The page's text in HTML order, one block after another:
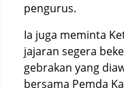
pengurus.
Ia juga meminta
jajaran segera
gebrakan yang
bersama Pemda